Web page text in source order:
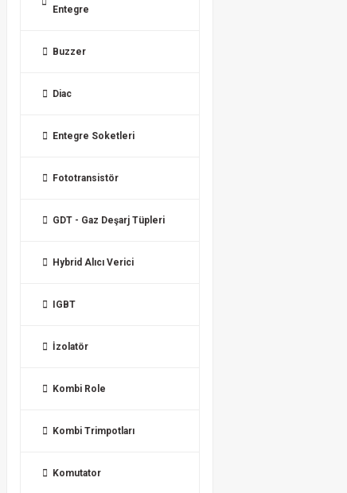
Entegre
Buzzer
Diac
Entegre Soketleri
Fototransistör
GDT - Gaz Deşarj Tüpleri
Hybrid Alıcı Verici
IGBT
İzolatör
Kombi Role
Kombi Trimpotları
Komutator